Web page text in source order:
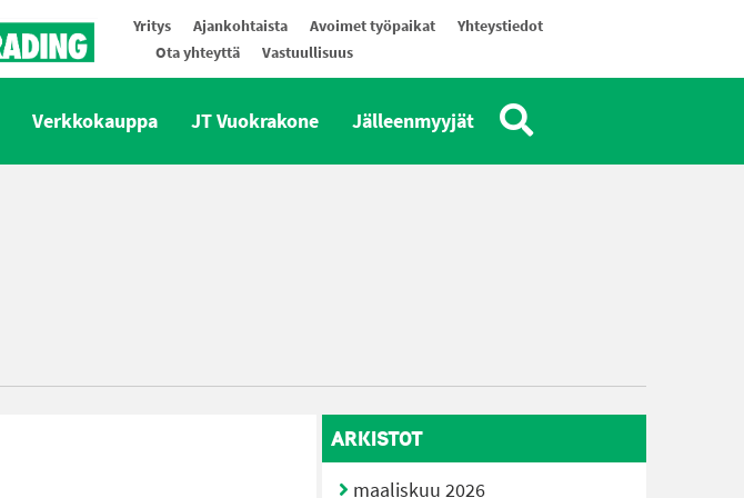
Yritys Ajankohtaista Avoimet työpaikat
Yhteystiedot
Ota yhteyttä
Vastuullisuus
Verkkokauppa JT Vuokrakone Jälleenmyyjät
ARKISTOT
maaliskuu 2026